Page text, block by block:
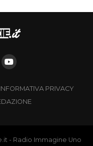
INFORMATIVA PRIVACY
- Radio Immagine Uno